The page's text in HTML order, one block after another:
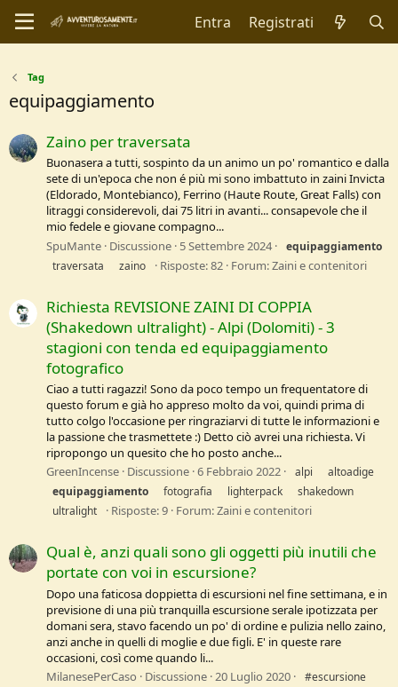
Entra Registrati
Tag
equipaggiamento
Zaino per traversata
Buonasera a tutti, sospinto da un animo un po' romantico e dalla
sete di un'epoca che non é più mi sono imbattuto in zaini Invicta
(Eldorado, Montebianco), Ferrino (Haute Route, Great Falls) con
litraggi considerevoli, dai 75 litri in avanti... consapevole che il
mio fedele e giovane compagno...
SpuMante Discussione 5 Settembre 2024
equipaggiamento
traversata
zaino Risposte: 82 Forum:Zaini e contenitori
Richiesta REVISIONE ZAINI DI COPPIA
(Shakedown ultralight) - Alpi (Dolomiti) - 3
stagioni con tenda ed equipaggiamento
fotografico
Ciao a tutti ragazzi! Sono da poco tempo un frequentatore di
questo forum e già ho appreso molto da voi, quindi prima di
tutto colgo l'occasione per ringraziarvi di tutte le informazioni e
la passione che trasmettete :) Detto ciò avrei una richiesta. Vi
ripropongo un quesito che ho posto anche...
GreenIncense Discussione 6 Febbraio 2022 alpi
altoadige
equipaggiamento
fotografia lighterpack
shakedown
ultralight
Risposte: 9 Forum:Zaini e contenitori
Qual è, anzi quali sono gli oggetti più inutili che
portate con voi in escursione?
Dopo una faticosa doppietta di escursioni nel fine settimana, e in
previsione di una più tranquilla escursione serale ipotizzata per
domani sera, stavo facendo un po' di ordine e pulizia nello zaino,
anzi anche in quelli di moglie e due figli. E' in queste rare
occasioni, così come quando li...
MilanesePerCaso
Discussione 20 Luglio 2020
#escursione